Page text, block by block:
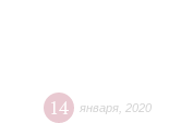
14 января 2020